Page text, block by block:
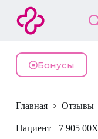
й
и
у
и
Бонусы
Главная Отзывы
Пациент +7 905